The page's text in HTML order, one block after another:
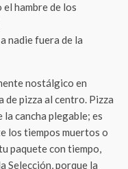
el hambre de los
nadie fuera de la
nostálgico en
de pizza al centro. Pizza
la cancha plegable; es
los tiempos muertos o
paquete con tiempo,
Selección, porque la